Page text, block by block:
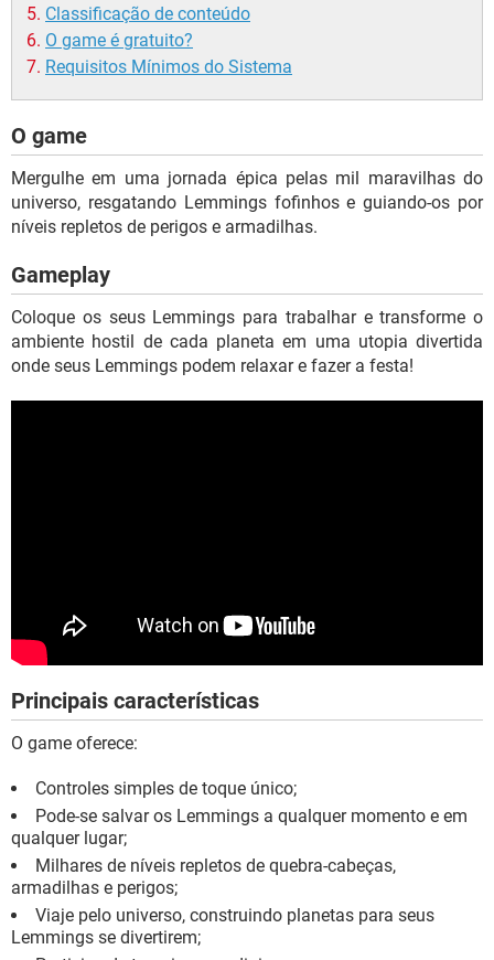
Classificação de conteúdo
O game é gratuito?
Requisitos Mínimos do Sistema
O game
Mergulhe em uma jornada épica pelas mil maravilhas do
universo, resgatando Lemmings fofinhos e guiando-os por
níveis repletos de perigos e armadilhas.
Gameplay
Coloque os seus Lemmings para trabalhar e transforme o
ambiente hostil de cada planeta em uma utopia divertida
onde seus Lemmings podem relaxar e fazer a festa!
Principais características
O game oferece:
Controles simples de toque único;
Pode-se salvar os Lemmings a qualquer momento e em
qualquer lugar;
Milhares de níveis repletos de quebra-cabeças,
armadilhas e perigos;
Viaje pelo universo, construindo planetas para seus
Lemmings se divertirem;